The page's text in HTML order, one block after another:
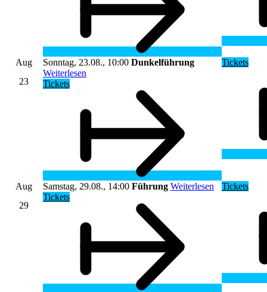
Aug
23
Sonntag, 23.08., 10:00 Dunkelführung
Weiterlesen
Tickets
Tickets
Aug
29
Samstag, 29.08., 14:00 Führung Weiterlesen
Tickets
Tickets